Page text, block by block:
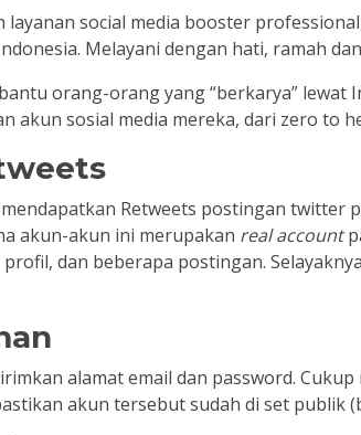
layanan social media booster
Melayani dengan hati, ramah
orang-orang yang “berkarya” lewat
akun sosial media mereka, dari zero to
Retweets postingan twitter
akun-akun ini merupakan real account
dan beberapa postingan.
alamat email dan password.
akun tersebut sudah di set publik